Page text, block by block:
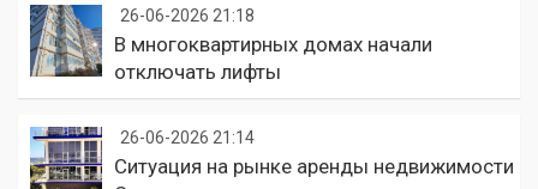
26-06-2026 21:18
В многоквартирных домах начали
отключать лифты
26-06-2026 21:14
Ситуация на рынке аренды недвижимости